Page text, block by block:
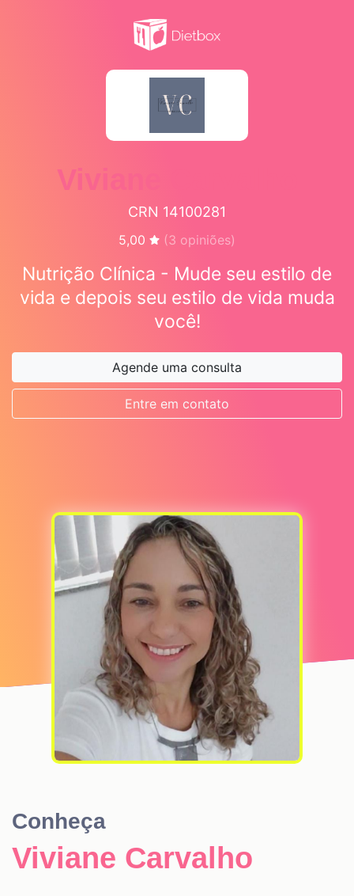
Viviane Carvalho
CRN 14100281
5,00 (3 opiniões)
Nutrição Clínica - Mude seu estilo de
vida e depois seu estilo de vida muda
você!
Agende uma consulta
Entre em contato
Conheça
Viviane Carvalho